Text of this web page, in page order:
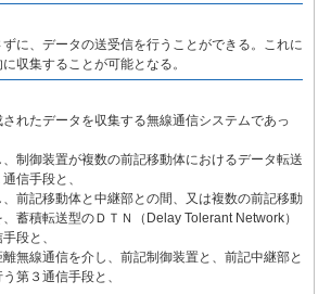
に、データの送受信を行うことができる。これに
収集することが可能となる。
れたデータを収集する無線通信システムであっ
制御装置が複数の前記移動体におけるデータ転送
信手段と、
前記移動体と中継部との間、又は複数の前記移動
蓄積転送型のＤＴＮ（Delay Tolerant Network）
段と、
無線通信を介し、前記制御装置と、前記中継部と
第３通信手段と、